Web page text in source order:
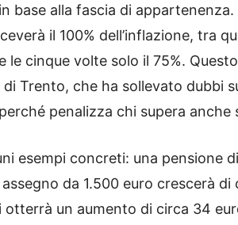
base alla fascia di
il 100% dell’inflazione, tra
le cinque volte solo il 75%.
Trento, che ha sollevato dubbi
penalizza chi supera
esempi concreti: una pensione
assegno da 1.500 euro crescerà
otterrà un aumento di circa 34